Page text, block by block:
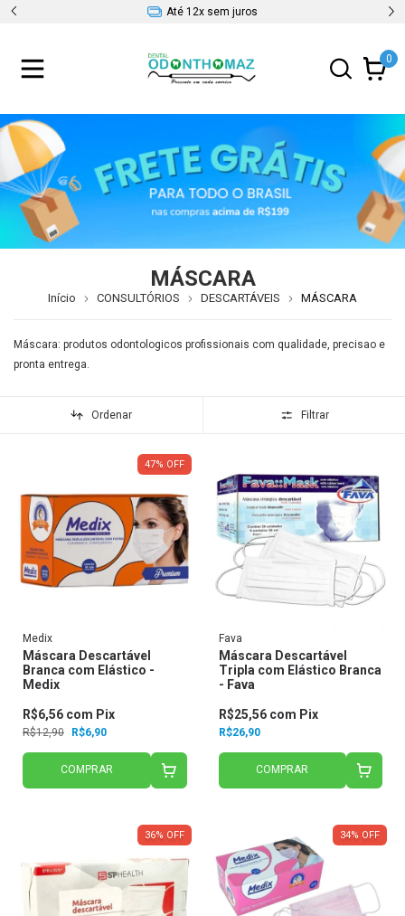
Até 12x sem juros
0
MÁSCARA
Início CONSULTÓRIOS DESCARTÁVEIS MÁSCARA
Máscara: produtos odontologicos profissionais com qualidade, precisao e
pronta entrega.
Ordenar Filtrar
47% OFF
Medix
Máscara Descartável
Branca com Elástico -
Medix
R$12,90 R$6,90
R$6,56 com Pix
COMPRAR
Fava
Máscara Descartável
Tripla com Elástico Branca
- Fava
R$26,90
R$25,56 com Pix
COMPRAR
36% OFF 34% OFF